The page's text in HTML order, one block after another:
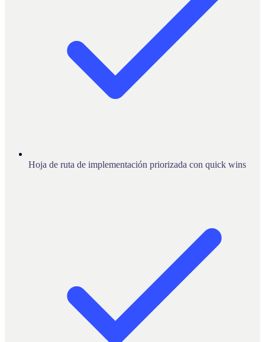
Hoja de ruta de implementación priorizada con quick wins